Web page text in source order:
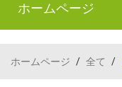
ホームページ
ホームページ / 全て /